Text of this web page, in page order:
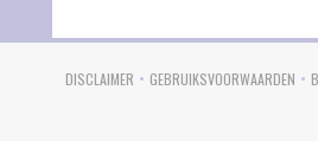
DISCLAIMER
((OPENT IN EEN NIEUW VENSTER))
GEBRUIKSVOORWAARDEN
((OPENT IN